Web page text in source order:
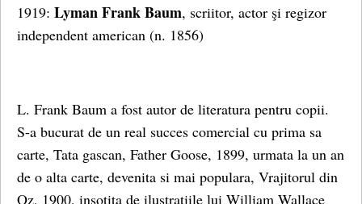
1919: Lyman Frank Baum, scriitor, actor şi regizor
independent american (n. 1856)
L. Frank Baum a fost autor de literatura pentru copii.
S-a bucurat de un real succes comercial cu prima sa
carte, Tata gascan, Father Goose, 1899, urmata la un an
de o alta carte, devenita si mai populara, Vrajitorul din
Oz, 1900, insotita de ilustratiile lui William Wallace